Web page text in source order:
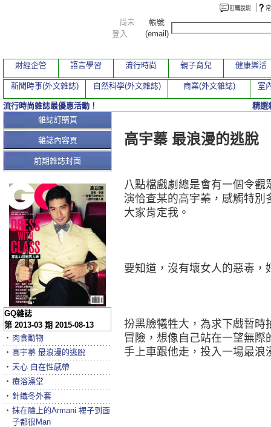
本期文章
高宇蓁 最浪漫的逃脫
八點檔戲劇總是會有一個令
演恰查某的高宇蓁，感觸特別
大家肯定我。
要知道，沒有壞女人的惡毒
扮黑臉犧牲大，為求下戲暫時
冒險，想像自己站在一望無
手上車跟他走，投入一場最浪
雜誌訂購頁
雜誌內容頁
前期雜誌封面
GQ雜誌
第 2013-03 期 2015-08-13
‧ 肉食動物
‧ 高宇蓁 最浪漫的逃脫
‧ 天心 自在性感帶
‧ 療浴澡堂
‧ 針織冬外套
‧ 抹在臉上的Armani 裡子到面
子都很Man
尚未
登入
帳號
(email)
財經企管 語言學習 流行時尚 親子育兒 健康樂活
新聞時事(外文雜誌) 自然科學(外文雜誌) 商業(外文雜誌) 室
流行時尚雜誌最優惠活動！ 精選